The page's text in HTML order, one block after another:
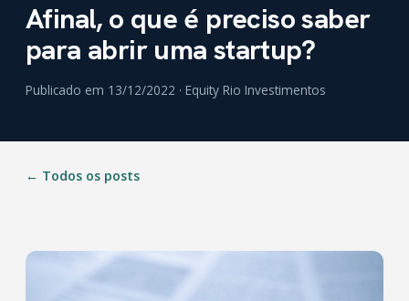
Afinal, o que é preciso saber
para abrir uma startup?
Publicado em 13/12/2022 · Equity Rio Investimentos
← Todos os posts